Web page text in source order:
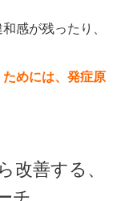
感が残ったり、
めには、発症原
改善する、